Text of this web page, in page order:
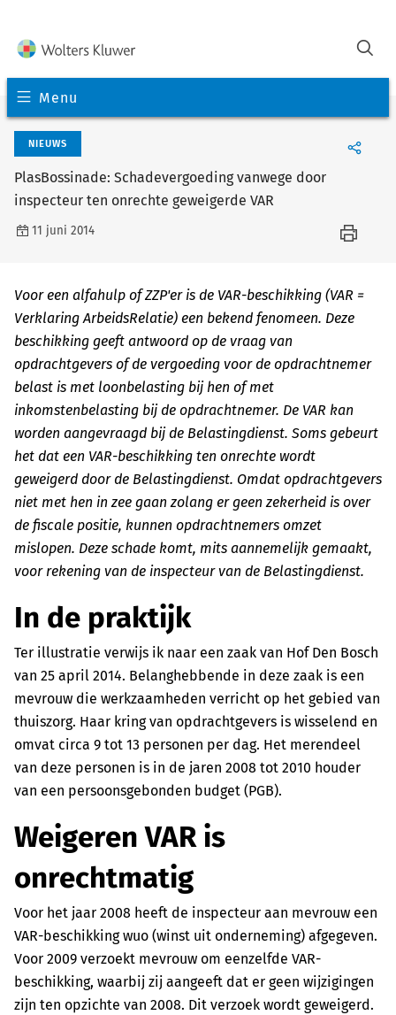
Menu
NIEUWS
PlasBossinade: Schadevergoeding vanwege door
inspecteur ten onrechte geweigerde VAR
11 juni 2014
Voor een alfahulp of ZZP'er is de VAR-beschikking (VAR =
Verklaring ArbeidsRelatie) een bekend fenomeen. Deze
beschikking geeft antwoord op de vraag van
opdrachtgevers of de vergoeding voor de opdrachtnemer
belast is met loonbelasting bij hen of met
inkomstenbelasting bij de opdrachtnemer. De VAR kan
worden aangevraagd bij de Belastingdienst. Soms gebeurt
het dat een VAR-beschikking ten onrechte wordt
geweigerd door de Belastingdienst. Omdat opdrachtgevers
niet met hen in zee gaan zolang er geen zekerheid is over
de fiscale positie, kunnen opdrachtnemers omzet
mislopen. Deze schade komt, mits aannemelijk gemaakt,
voor rekening van de inspecteur van de Belastingdienst.
In de praktijk
Ter illustratie verwijs ik naar een zaak van Hof Den Bosch
van 25 april 2014. Belanghebbende in deze zaak is een
mevrouw die werkzaamheden verricht op het gebied van
thuiszorg. Haar kring van opdrachtgevers is wisselend en
omvat circa 9 tot 13 personen per dag. Het merendeel
van deze personen is in de jaren 2008 tot 2010 houder
van een persoonsgebonden budget (PGB).
Weigeren VAR is
onrechtmatig
Voor het jaar 2008 heeft de inspecteur aan mevrouw een
VAR-beschikking wuo (winst uit onderneming) afgegeven.
Voor 2009 verzoekt mevrouw om eenzelfde VAR-
beschikking, waarbij zij aangeeft dat er geen wijzigingen
zijn ten opzichte van 2008. Dit verzoek wordt geweigerd.